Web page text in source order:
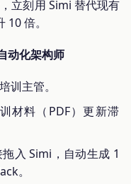
立刻用 Simi 替代现有
倍。
动化架构师
训主管。
材料（PDF）更新滞
入 Simi，自动生成 1
。